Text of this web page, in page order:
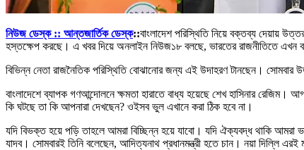
নিউজ ডেস্ক :: আন্তজার্তিকডেস্ক::বাংলাদেশ পরিস্থিতি নিয়ে বক্তব্য দেয়ায়
হস্তক্ষেপ করছে। এ খবর দিয়ে অনলাইন নিউজ১৮ বলছে, ভারতের রাজনীতিতে এখন
বিভিন্ন নেতা রাজনৈতিক পরিস্থিতি বোঝানোর জন্য এই উদাহরণ টানছেন। সোমবার
বাংলাদেশে ব্যাপক গণআন্দোলনে ক্ষমতা হারাতে বাধ্য হয়েছে শেখ হাসিনার
কি ঘটছে তা কি আপনারা দেখছেন? ওইসব ভুল এখানে করা ঠিক হবে না।
যদি বিভক্ত হয়ে পড়ি তাহলে আমরা বিচ্ছিন্ন হয়ে যাবো। যদি ঐক্যবদ্ধ থাকি আমরা
যাদব। সোমবারই তিনি বলেছেন, আদিত্যনাথ প্রধানমন্ত্রী হতে চান। নয়া দিল্লি